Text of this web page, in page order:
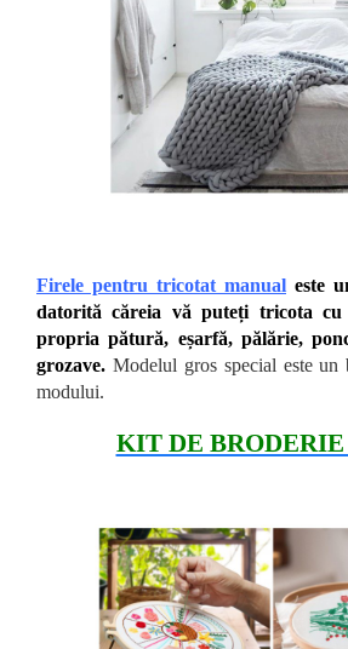
Firele pentru tricotat manual este
datorită căreia vă puteți tricota
propria pătură, eșarfă, pălărie,
grozave. Modelul gros special este un
modului.
KIT DE